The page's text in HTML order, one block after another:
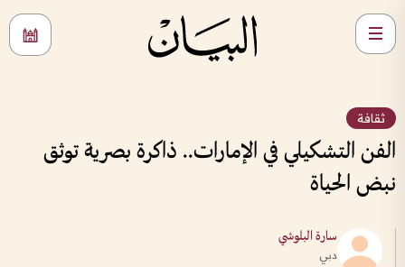
ثقافة
الفن التشكيلي في الإمارات.. ذاكرة بصرية توثق
نبض الحياة
سارة البلوشي
دبي